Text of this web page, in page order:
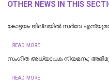
OTHER NEWS IN THIS
കോട്ടയം ജില്ലയിൽ സർവേ
READ MORE
സംഗീത അധ്യാപക നിയമനം;
READ MORE